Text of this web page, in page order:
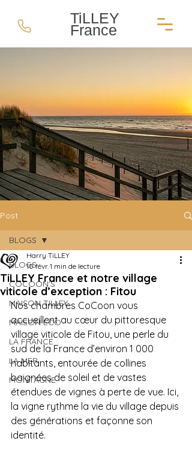
TiLLEY
France
Post
BLOGS
COCOON'S
MAISON TILLEY
MAISON ECO
LA FRANCE
LA MER
MONTAGNE
BLOGS
TiLLEY France et notre village
viticole d’exception : Fitou
Harry TiLLEY
10 févr.1 min de lecture
Nos chambres CoCoon vous
accueillent au cœur du pittoresque
village viticole de Fitou, une perle du
sud de la France d’environ 1 000
habitants, entourée de collines
baignées de soleil et de vastes
étendues de vignes à perte de vue. Ici,
la vigne rythme la vie du village depuis
des générations et façonne son
identité.